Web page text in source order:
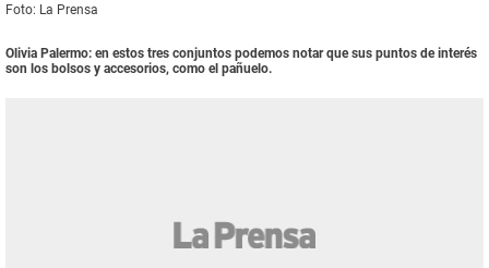
Foto: La Prensa
Olivia Palermo: en estos tres conjuntos podemos notar que sus puntos de interés
son los bolsos y accesorios, como el pañuelo.